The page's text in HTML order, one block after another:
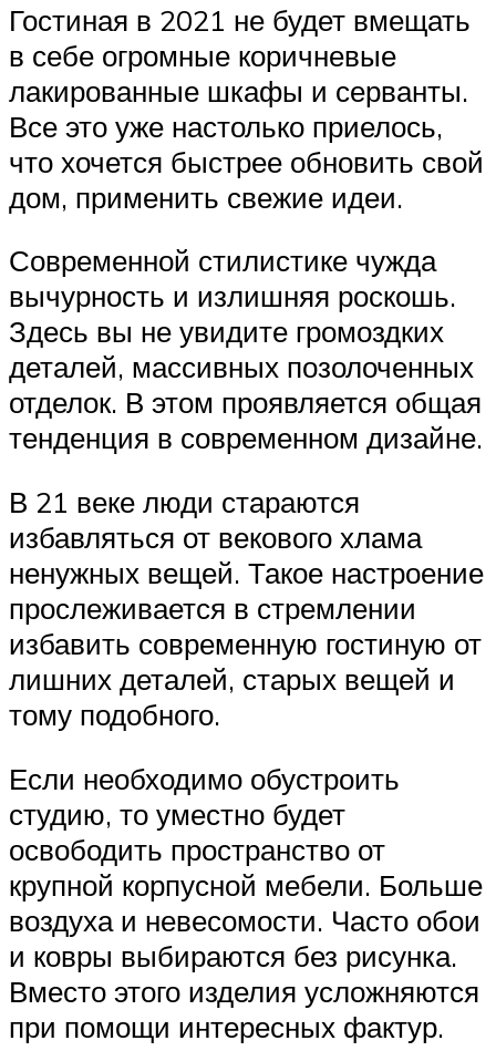
Гостиная в 2021 не будет вмещать
в себе огромные коричневые
лакированные шкафы и серванты.
Все это уже настолько приелось,
что хочется быстрее обновить свой
дом, применить свежие идеи.
Современной стилистике чужда
вычурность и излишняя роскошь.
Здесь вы не увидите громоздких
деталей, массивных позолоченных
отделок. В этом проявляется общая
тенденция в современном дизайне.
В 21 веке люди стараются
избавляться от векового хлама
ненужных вещей. Такое настроение
прослеживается в стремлении
избавить современную гостиную от
лишних деталей, старых вещей и
тому подобного.
Если необходимо обустроить
студию, то уместно будет
освободить пространство от
крупной корпусной мебели. Больше
воздуха и невесомости. Часто обои
и ковры выбираются без рисунка.
Вместо этого изделия усложняются
при помощи интересных фактур.